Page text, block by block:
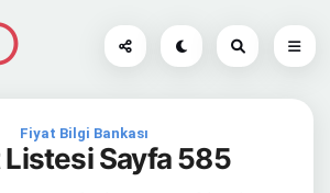
Fiyat Bilgi Bankası
Listesi Sayfa 585